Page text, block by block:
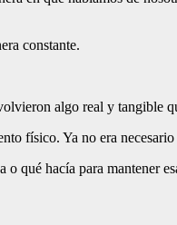
constante.
algo real y tangible
físico. Ya no era
o qué hacía para mantener